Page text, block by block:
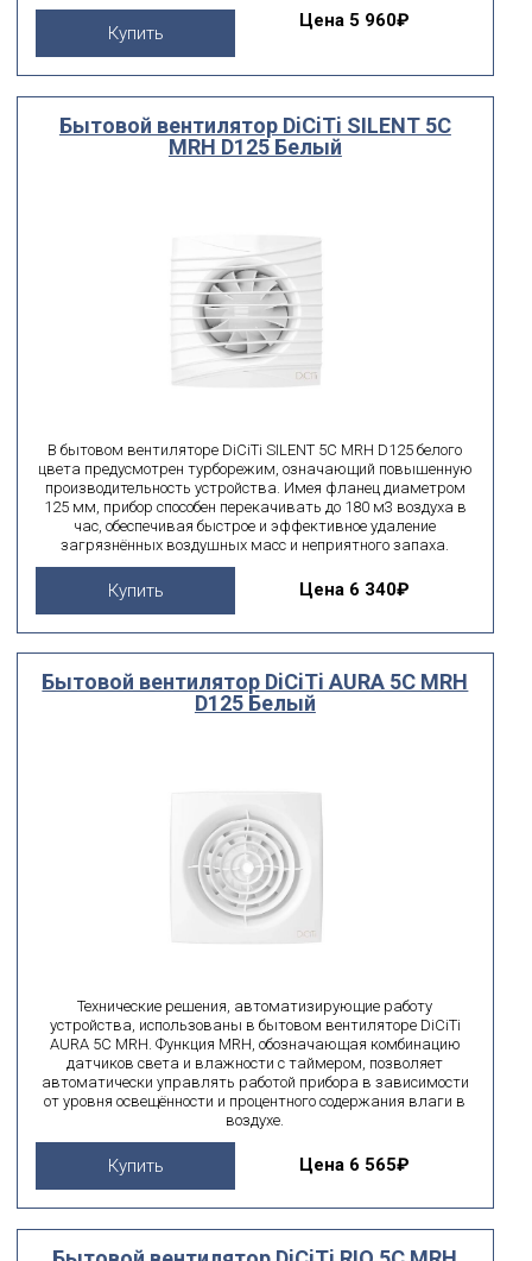
Купить
Цена 5 960₽
Бытовой вентилятор DiCiTi SILENT 5C
MRH D125 Белый
В бытовом вентиляторе DiCiTi SILENT 5C MRH D125 белого
цвета предусмотрен турборежим, означающий повышенную
производительность устройства. Имея фланец диаметром
125 мм, прибор способен перекачивать до 180 м3 воздуха в
час, обеспечивая быстрое и эффективное удаление
загрязнённых воздушных масс и неприятного запаха.
Купить Цена 6 340₽
Бытовой вентилятор DiCiTi AURA 5C MRH
D125 Белый
Технические решения, автоматизирующие работу
устройства, использованы в бытовом вентиляторе DiCiTi
AURA 5C MRH. Функция MRH, обозначающая комбинацию
датчиков света и влажности с таймером, позволяет
автоматически управлять работой прибора в зависимости
от уровня освещённости и процентного содержания влаги в
воздухе.
Купить Цена 6 565₽